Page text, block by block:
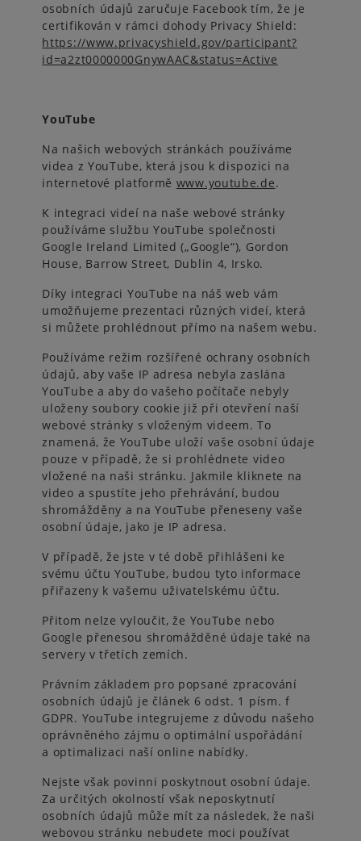
osobních údajů zaručuje Facebook tím, že je
certifikován v rámci dohody Privacy Shield:
https://www.privacyshield.gov/participant?
id=a2zt0000000GnywAAC&status=Active
YouTube
Na našich webových stránkách používáme
videa z YouTube, která jsou k dispozici na
internetové platformě www.youtube.de.
K integraci videí na naše webové stránky
používáme službu YouTube společnosti
Google Ireland Limited („Google“), Gordon
House, Barrow Street, Dublin 4, Irsko.
Díky integraci YouTube na náš web vám
umožňujeme prezentaci různých videí, která
si můžete prohlédnout přímo na našem webu.
Používáme režim rozšířené ochrany osobních
údajů, aby vaše IP adresa nebyla zaslána
YouTube a aby do vašeho počítače nebyly
uloženy soubory cookie již při otevření naší
webové stránky s vloženým videem. To
znamená, že YouTube uloží vaše osobní údaje
pouze v případě, že si prohlédnete video
vložené na naši stránku. Jakmile kliknete na
video a spustíte jeho přehrávání, budou
shromážděny a na YouTube přeneseny vaše
osobní údaje, jako je IP adresa.
V případě, že jste v té době přihlášeni ke
svému účtu YouTube, budou tyto informace
přiřazeny k vašemu uživatelskému účtu.
Přitom nelze vyloučit, že YouTube nebo
Google přenesou shromážděné údaje také na
servery v třetích zemích.
Právním základem pro popsané zpracování
osobních údajů je článek 6 odst. 1 písm. f
GDPR. YouTube integrujeme z důvodu našeho
oprávněného zájmu o optimální uspořádání
a optimalizaci naší online nabídky.
Nejste však povinni poskytnout osobní údaje.
Za určitých okolností však neposkytnutí
osobních údajů může mít za následek, že naši
webovou stránku nebudete moci používat